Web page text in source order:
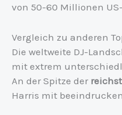
von 50-60 Millionen
Vergleich zu anderen
Die weltweite DJ-
mit extrem
An der Spitze der
Harris mit